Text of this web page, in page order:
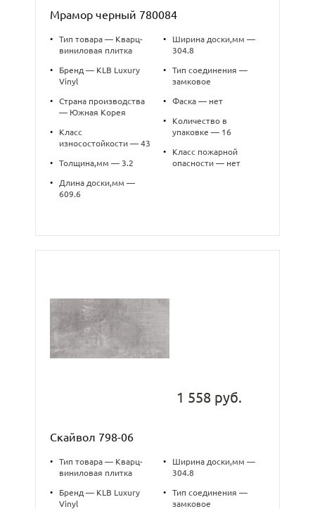
Мрамор черный 780084
•
Тип товара — Кварц-
виниловая плитка
•
Бренд — KLB Luxury
Vinyl
•
Страна производства
— Южная Корея
•
Класс
износостойкости — 43
• Толщина,мм — 3.2
•
Длина доски,мм —
609.6
•
Ширина доски,мм —
304.8
•
Тип соединения —
замковое
• Фаска — нет
•
Количество в
упаковке — 16
•
Класс пожарной
опасности — нет
1 558 руб.
Скайвол 798-06
•
Тип товара — Кварц-
виниловая плитка
•
Бренд — KLB Luxury
Vinyl
•
Ширина доски,мм —
304.8
•
Тип соединения —
замковое